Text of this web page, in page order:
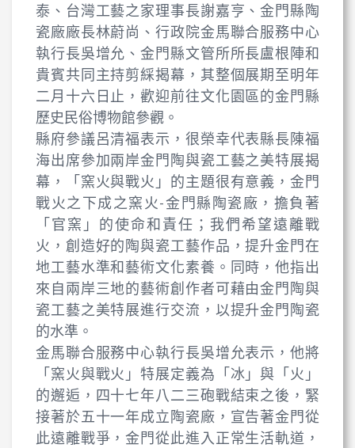
泰、台灣工藝之家理事長謝嘉亨、金門縣陶
瓷廠廠長林蔚尚、行政院金馬聯合服務中心
執行長吳增允、金門縣文管所所長盧根陣和
貴賓共同主持剪綵揭幕，其整個展期至明年
二月十六日止，歡迎前往文化園區的金門縣
歷史民俗博物館參觀。
縣府參議呂清福表示，很榮幸代表縣長陳福
海出席參加兩岸金門陶與瓷工藝之美特展揭
幕，「窯火與戰火」的主題很有意義，金門
戰火之下成之窯火-金門縣陶瓷廠，擔負著
「官窯」的使命和責任；我們希望遠離戰
火，創造好的陶與瓷工藝作品，提升金門在
地工藝水準和藝術文化素養。同時，他指出
來自兩岸三地的藝術創作者可藉由金門陶與
瓷工藝之美特展進行交流，以提升金門陶瓷
的水準。
金馬聯合服務中心執行長吳增允表示，他將
「窯火與戰火」特展定義為「冰」與「火」
的邂逅，四十七年八二三砲戰結束之後，緊
接著於五十一年成立陶瓷廠，宣告著金門從
此遠離戰爭，金門從此進入正常生活軌道，